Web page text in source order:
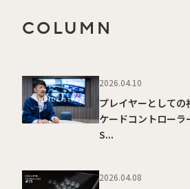
COLUMN
2026.04.10
プレイヤーとしての
ケードコントローラ
S...
2026.04.08